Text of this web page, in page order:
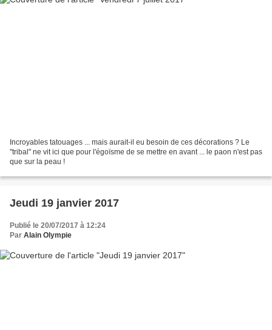
Incroyables tatouages ... mais aurait-il eu besoin de ces décorations ? Le
"tribal" ne vit ici que pour l'égoïsme de se mettre en avant ... le paon n'est pas
que sur la peau !
Jeudi 19 janvier 2017
Publié le 20/07/2017 à 12:24
Par Alain Olympie